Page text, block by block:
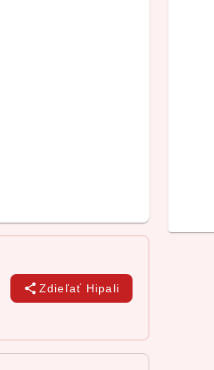
Zdieľať Hipali